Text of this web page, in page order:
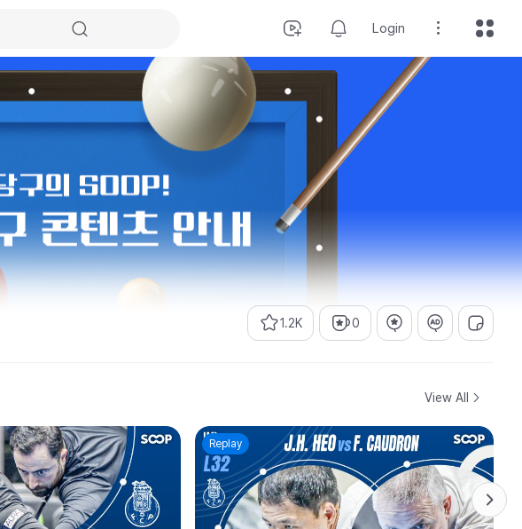
Login
1.2K 0
View All
Replay